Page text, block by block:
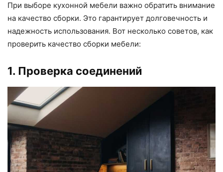
При выборе кухонной мебели важно обратить внимание
на качество сборки. Это гарантирует долговечность и
надежность использования. Вот несколько советов, как
проверить качество сборки мебели:
1. Проверка соединений